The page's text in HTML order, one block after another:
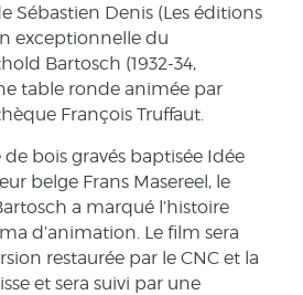
Sébastien Denis (Les éditions
exceptionnelle du
Bartosch (1932-34,
table ronde animée par
François Truffaut.
de bois gravés baptisée Idée
belge Frans Masereel, le
a marqué l’histoire
d’animation. Le film sera
restaurée par le CNC et la
et sera suivi par une